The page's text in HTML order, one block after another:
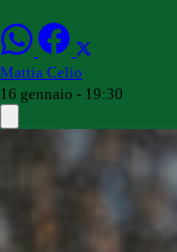
Mattia Celio
16 gennaio - 19:30